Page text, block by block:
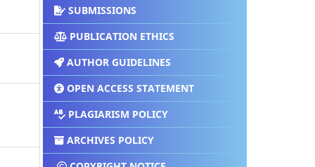
SUBMISSIONS
PUBLICATION ETHICS
AUTHOR GUIDELINES
OPEN ACCESS STATEMENT
PLAGIARISM POLICY
ARCHIVES POLICY